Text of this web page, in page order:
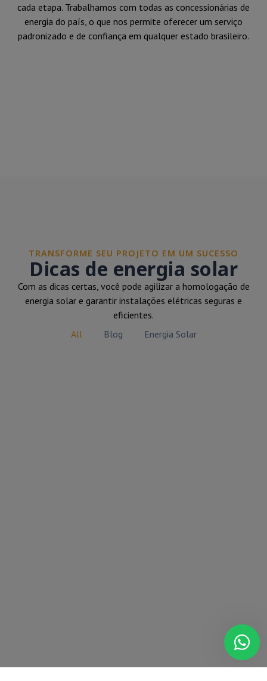
cada etapa. Trabalhamos com todas as concessionárias de
energia do país, o que nos permite oferecer um serviço
padronizado e de confiança em qualquer estado brasileiro.
TRANSFORME SEU PROJETO EM UM SUCESSO
Dicas de energia solar
Com as dicas certas, você pode agilizar a homologação de
energia solar e garantir instalações elétricas seguras e
eficientes.
All
Blog Energia Solar